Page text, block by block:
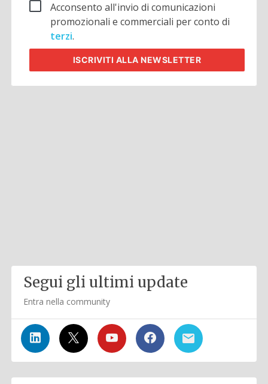
Acconsento all'invio di comunicazioni
promozionali e commerciali per conto di
terzi.
ISCRIVITI ALLA NEWSLETTER
Segui gli ultimi update
Entra nella community